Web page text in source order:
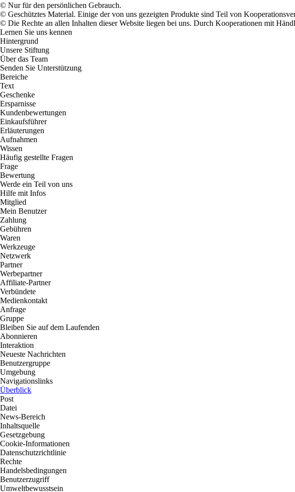
© Nur für den persönlichen Gebrauch.
© Geschütztes Material. Einige der von uns gezeigten Produkte sind Teil von
© Die Rechte an allen Inhalten dieser Website liegen bei uns. Durch Kooperationen mit
Lernen Sie uns kennen
Hintergrund
Unsere Stiftung
Über das Team
Senden Sie Unterstützung
Bereiche
Text
Geschenke
Ersparnisse
Kundenbewertungen
Einkaufsführer
Erläuterungen
Aufnahmen
Wissen
Häufig gestellte Fragen
Frage
Bewertung
Werde ein Teil von uns
Hilfe mit Infos
Mitglied
Mein Benutzer
Zahlung
Gebühren
Waren
Werkzeuge
Netzwerk
Partner
Werbepartner
Affiliate-Partner
Verbündete
Medienkontakt
Anfrage
Gruppe
Bleiben Sie auf dem Laufenden
Abonnieren
Interaktion
Neueste Nachrichten
Benutzergruppe
Umgebung
Navigationslinks
Überblick
Post
Datei
News-Bereich
Inhaltsquelle
Gesetzgebung
Cookie-Informationen
Datenschutzrichtlinie
Rechte
Handelsbedingungen
Benutzerzugriff
Umweltbewusstsein